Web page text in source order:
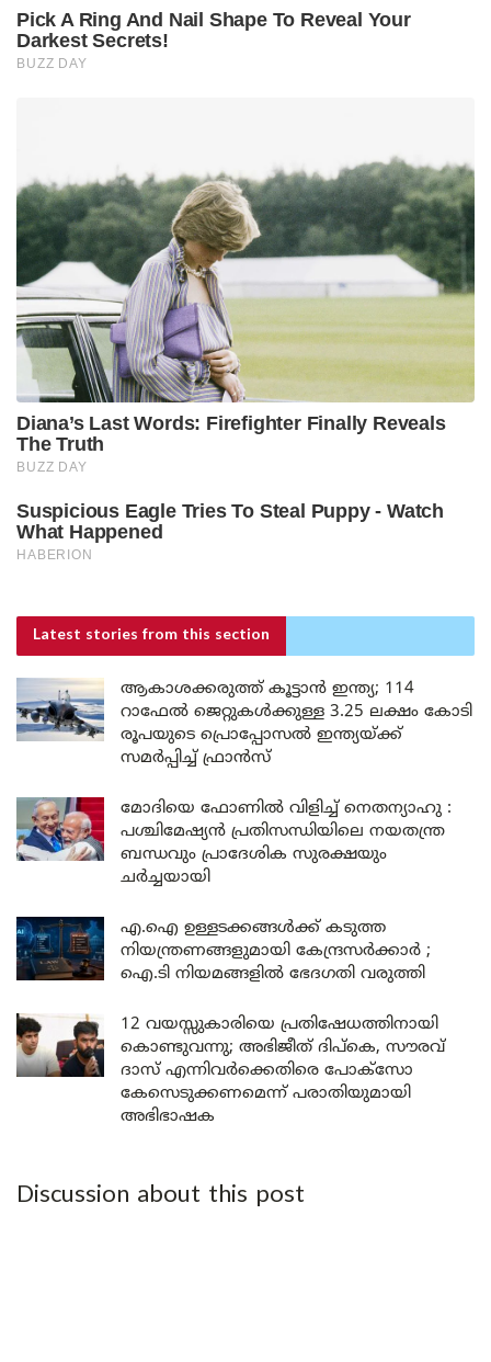
Latest stories from this section
ആകാശക്കരുത്ത് കൂട്ടാൻ ഇന്ത്യ; 114
റാഫേൽ ജെറ്റുകൾക്കുള്ള 3.25 ലക്ഷം കോടി
രൂപയുടെ പ്രൊപ്പോസൽ ഇന്ത്യയ്ക്ക്
സമർപ്പിച്ച് ഫ്രാൻസ്
മോദിയെ ഫോണിൽ വിളിച്ച് നെതന്യാഹു :
പശ്ചിമേഷ്യൻ പ്രതിസന്ധിയിലെ നയതന്ത്ര
ബന്ധവും പ്രാദേശിക സുരക്ഷയും
ചർച്ചയായി
എ.ഐ ഉള്ളടക്കങ്ങൾക്ക് കടുത്ത
നിയന്ത്രണങ്ങളുമായി കേന്ദ്രസർക്കാർ ;
ഐ.ടി നിയമങ്ങളിൽ ഭേദഗതി വരുത്തി
12 വയസ്സുകാരിയെ പ്രതിഷേധത്തിനായി
കൊണ്ടുവന്നു; അഭിജീത് ദിപ്കെ, സൗരവ്
ദാസ് എന്നിവർക്കെതിരെ പോക്സോ
കേസെടുക്കണമെന്ന് പരാതിയുമായി
അഭിഭാഷക
Discussion about this post